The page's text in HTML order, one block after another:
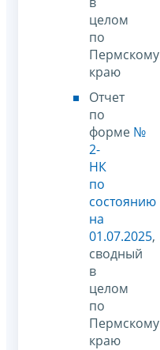
целом
по
Пермскому
краю
Отчет
по
форме №
2-
НК
по
состоянию
на
01.07.2025,
сводный
в
целом
по
Пермскому
краю